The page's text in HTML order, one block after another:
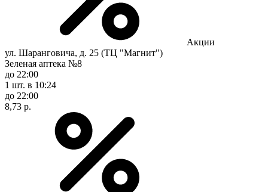
Акции
ул. Шаранговича, д. 25 (ТЦ "Магнит")
Зеленая аптека №8
до 22:00
1 шт. в 10:24
до 22:00
8,73 р.